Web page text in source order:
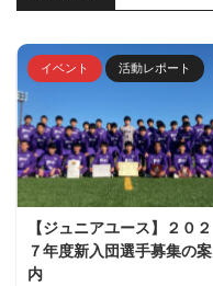
イベント 活動レポート
【ジュニアユース】２０２
７年度新入団選手募集の案
内